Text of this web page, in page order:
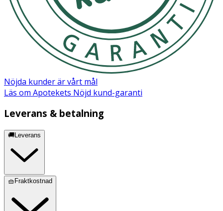
Nöjda kunder är vårt mål
Läs om Apotekets Nöjd kund-garanti
Leverans & betalning
🚚Leverans
🧺Fraktkostnad